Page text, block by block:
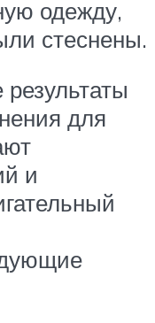
одежду,
стеснены.
для
и